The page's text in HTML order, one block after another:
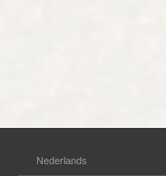
Nederlands